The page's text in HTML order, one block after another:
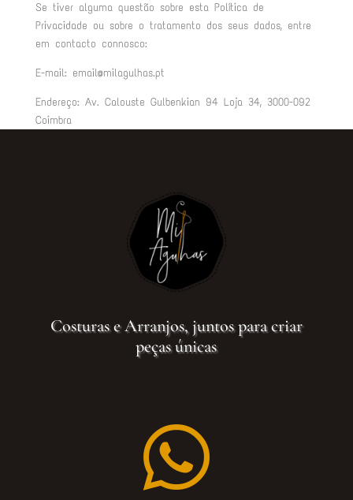
Se tiver alguma questão sobre esta Política de
Privacidade ou sobre o tratamento dos seus dados, entre
em contacto connosco:
E-mail: email@milagulhas.pt
Endereço: Av. Calouste Gulbenkian 94 Loja 34, 3000-092
Coimbra
Costuras e Arranjos, juntos para criar
peças únicas
